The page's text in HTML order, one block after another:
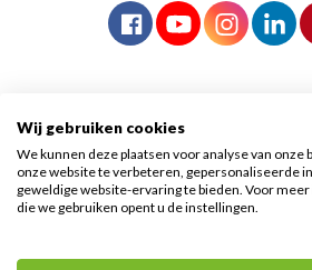
© 2026 Forza Fietsen |
Wij gebruiken cookies
We kunnen deze plaatsen voor analyse van onze
onze website te verbeteren, gepersonaliseerde
geweldige website-ervaring te bieden. Voor
die we gebruiken opent u de instellingen.